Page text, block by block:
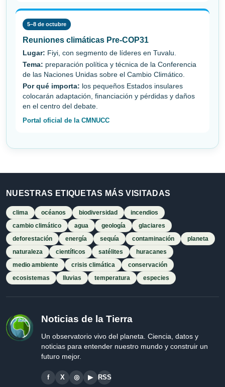
5–8 de octubre
Reuniones climáticas Pre-COP31
Lugar: Fiyi, con segmento de líderes en Tuvalu.
Tema: preparación política y técnica de la Conferencia
de las Naciones Unidas sobre el Cambio Climático.
Por qué importa: los pequeños Estados insulares
colocarán adaptación, financiación y pérdidas y daños
en el centro del debate.
Portal oficial de la CMNUCC
NUESTRAS ETIQUETAS MÁS VISITADAS
clima océanos biodiversidad
incendios
cambio climático
agua geología
glaciares
deforestación
energía sequía contaminación
planeta
naturaleza
científicos satélites
huracanes
medio ambiente
crisis climática
conservación
ecosistemas
lluvias temperatura especies
Noticias de la Tierra
Un observatorio vivo del planeta. Ciencia, datos y
noticias para entender nuestro mundo y construir un
futuro mejor.
f X ◎ ▶ RSS